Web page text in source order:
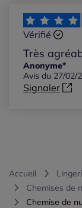
Vérifié
Très
Anonyme*
Avis du 27/02/
Signaler
Accueil
Chemises de
Chemise de